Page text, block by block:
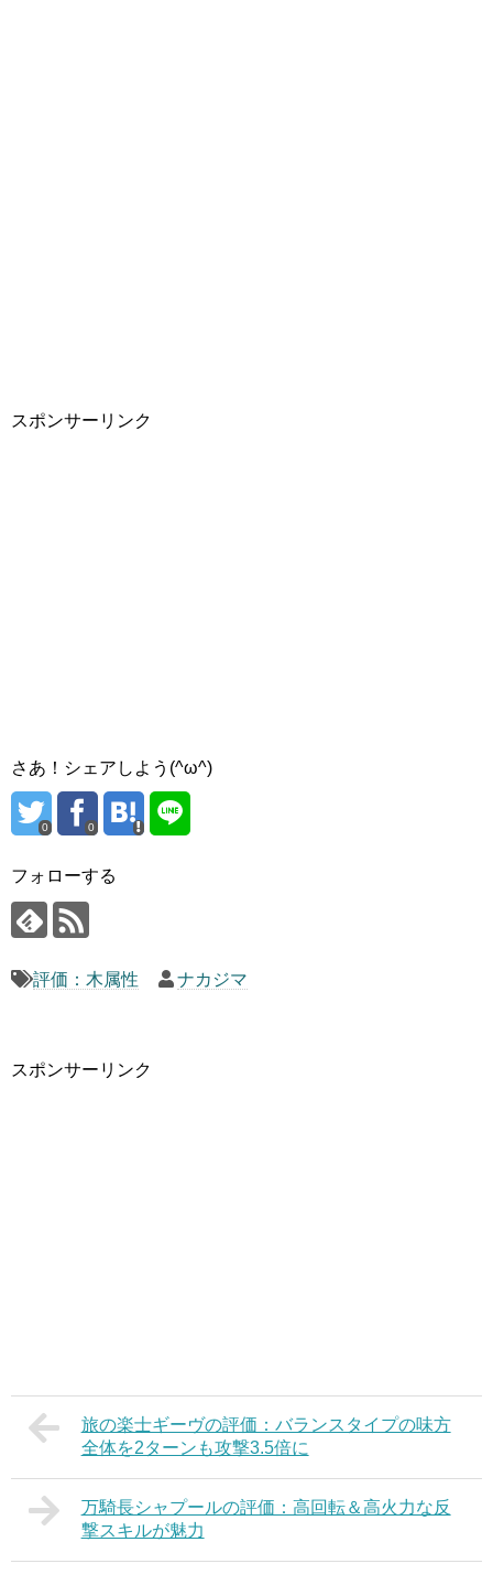
スポンサーリンク
さあ！シェアしよう(^ω^)
0 0
フォローする
評価：木属性 ナカジマ
スポンサーリンク
旅の楽士ギーヴの評価：バランスタイプの味方
全体を2ターンも攻撃3.5倍に
万騎長シャプールの評価：高回転＆高火力な反
撃スキルが魅力